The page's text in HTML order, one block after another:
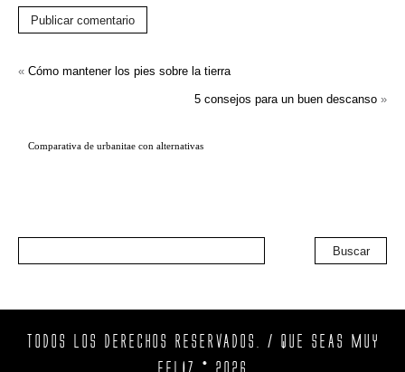
Publicar comentario
« Cómo mantener los pies sobre la tierra
5 consejos para un buen descanso »
Comparativa de urbanitaecon alternativas
Buscar
TODOS LOS DERECHOS RESERVADOS. / QUE SEAS MUY